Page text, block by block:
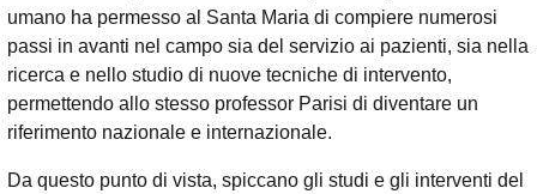
umano ha permesso al Santa Maria di compiere numerosi
passi in avanti nel campo sia del servizio ai pazienti, sia nella
ricerca e nello studio di nuove tecniche di intervento,
permettendo allo stesso professor Parisi di diventare un
riferimento nazionale e internazionale.
Da questo punto di vista, spiccano gli studi e gli interventi del